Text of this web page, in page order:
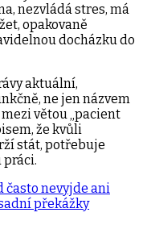
nezvládá stres, má
opakovaně
docházku do
aktuální,
ne jen názvem
větou „pacient
že kvůli
stát, potřebuje
práci.
nevyjde ani
překážky